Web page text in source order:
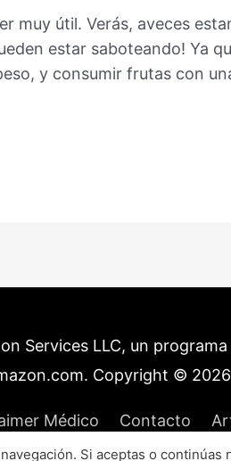
muy útil. Verás, aveces
estar saboteando! Ya
y consumir frutas con
Services LLC, un
Copyright © 2026
Médico Contacto
Si aceptas o